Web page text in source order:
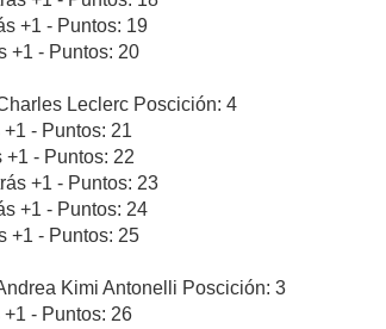
+1 - Puntos: 19
+1 - Puntos: 20
Leclerc Poscición: 4
- Puntos: 21
+1 - Puntos: 22
+1 - Puntos: 23
+1 - Puntos: 24
+1 - Puntos: 25
Kimi Antonelli Poscición: 3
- Puntos: 26